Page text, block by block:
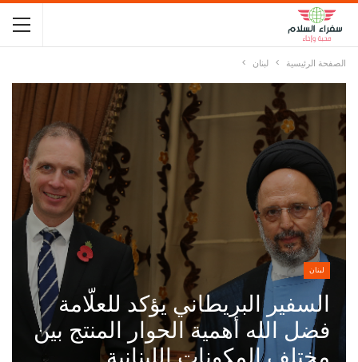
الصفحة الرئيسية لبنان
لبنان
السفير البريطاني يؤكد للعلّامة
فضل الله أهمية الحوار المنتج بين
مختلف المكونات اللبنانية